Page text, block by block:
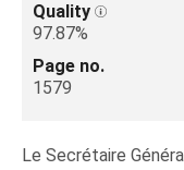
Quality
97.87%
Page no.
1579
Le Secrétaire